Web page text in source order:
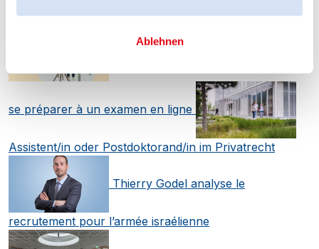
Ablehnen
se préparer à un examen en ligne
Assistent/in oder Postdoktorand/in im Privatrecht
Thierry Godel analyse le
recrutement pour l’armée israélienne